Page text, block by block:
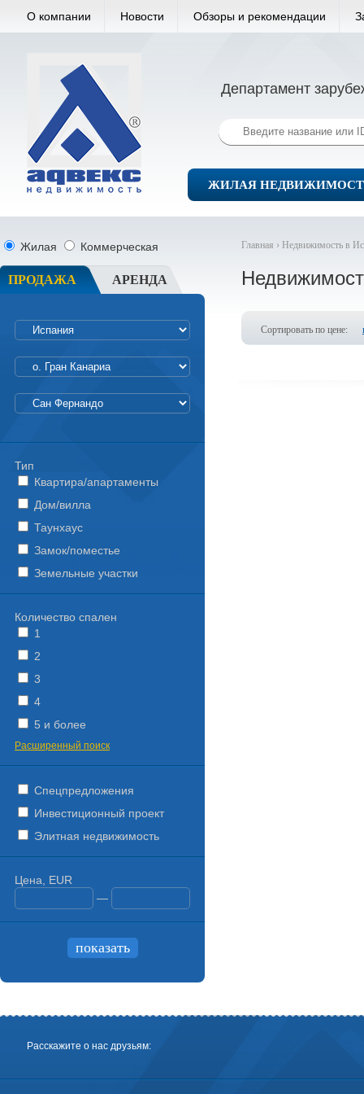
О компании Новости Обзоры и рекомендации
Департамент
ЖИЛАЯ
Главная › Недвижимость в
Сортировать по цене:
Жилая Коммерческая
ПРОДАЖА АРЕНДА
Тип
Квартира/апартаменты
Дом/вилла
Таунхаус
Замок/поместье
Земельные участки
Количество спален
1
2
3
4
5 и более
Расширенный поиск
Спецпредложения
Инвестиционный проект
Элитная недвижимость
Цена, EUR
—
Расскажите о нас друзьям: